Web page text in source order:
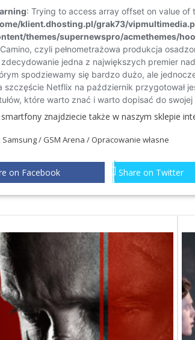
znajdziecie także w naszym sklepie
Samsung / GSM Arena / Opracowanie własne
on Facebook Share on Twitter